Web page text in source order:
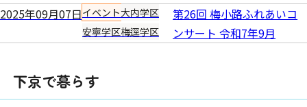
2025年09月07日イベント大内学区
安寧学区梅逕学区
第26回 梅小路ふれあいコ
ンサート 令和7年9月
下京で暮らす